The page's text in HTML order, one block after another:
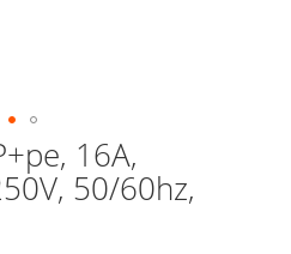
16A,
50/60hz,